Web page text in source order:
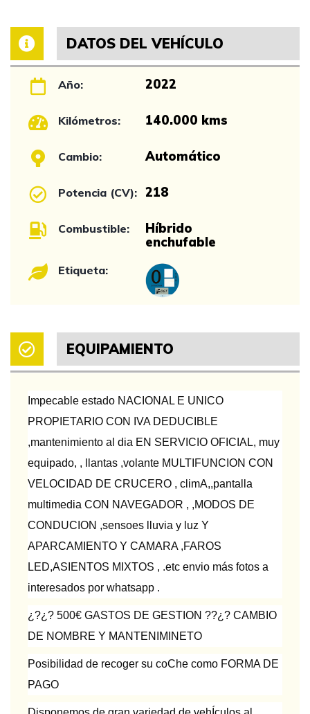
DATOS DEL VEHÍCULO
Año: 2022
Kilómetros: 140.000 kms
Cambio: Automático
Potencia (CV): 218
Combustible:
Híbrido
enchufable
Etiqueta:
EQUIPAMIENTO
Impecable estado NACIONAL E UNICO
PROPIETARIO CON IVA DEDUCIBLE
,mantenimiento al dia EN SERVICIO OFICIAL, muy
equipado, , llantas ,volante MULTIFUNCION CON
VELOCIDAD DE CRUCERO , climA,,pantalla
multimedia CON NAVEGADOR , ,MODOS DE
CONDUCION ,sensoes lluvia y luz Y
APARCAMIENTO Y CAMARA ,FAROS
LED,ASIENTOS MIXTOS , .etc envio más fotos a
interesados por whatsapp .
¿?¿? 500€ GASTOS DE GESTION ??¿? CAMBIO
DE NOMBRE Y MANTENIMINETO
Posibilidad de recoger su coChe como FORMA DE
PAGO